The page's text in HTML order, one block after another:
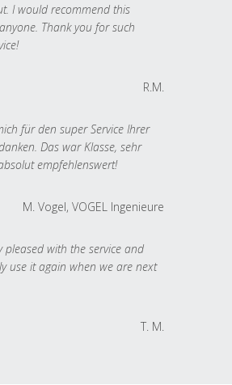
I would recommend this
Thank you for such
R.M.
für den super Service Ihrer
Das war Klasse, sehr
empfehlenswert!
M. Vogel, VOGEL Ingenieure
pleased with the service and
use it again when we are next
T. M.